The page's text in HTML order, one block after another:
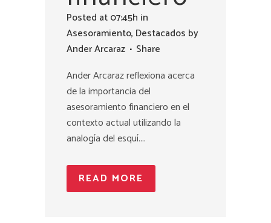
Posted at 07:45h in
Asesoramiento, Destacados by
Ander Arcaraz
Share
Ander Arcaraz reflexiona acerca
de la importancia del
asesoramiento financiero en el
contexto actual utilizando la
analogía del esquí....
READ MORE